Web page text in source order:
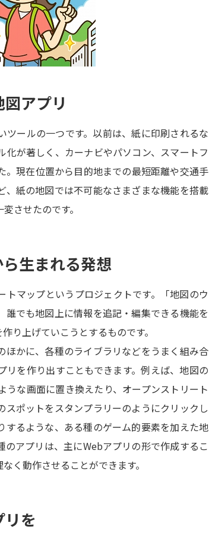
大学で学べる内
新増設大学・学部・学
データサイエンス特集
進路の３択
新学年
オープンキャンパス検索
来場型・Web型イベン
受
志望校・出願校
併願校選び 受験スケ
テレメール全国一斉進
アプリ
ールの一つです。以前は、紙に印刷されるな
が著しく、カーナビやパソコン、スマートフ
。現在位置から目的地までの最短距離や交通手
紙の地図では不可能なさまざまな機能を搭載
させたのです。
生まれる発想
マップというプロジェクトです。「地図のウ
でも地図上に情報を追記・編集できる機能を
り上げていこうとするものです。
かに、各種のライブラリなどをうまく組み合
を作り出すこともできます。例えば、地図の
な画面に置き換えたり、オープンストリート
ポットをスタンプラリーのようにクリックし
るような、ある種のゲーム的要素を加えた地
アプリは、主にWebアプリの形で作成するこ
く動作させることができます。
を